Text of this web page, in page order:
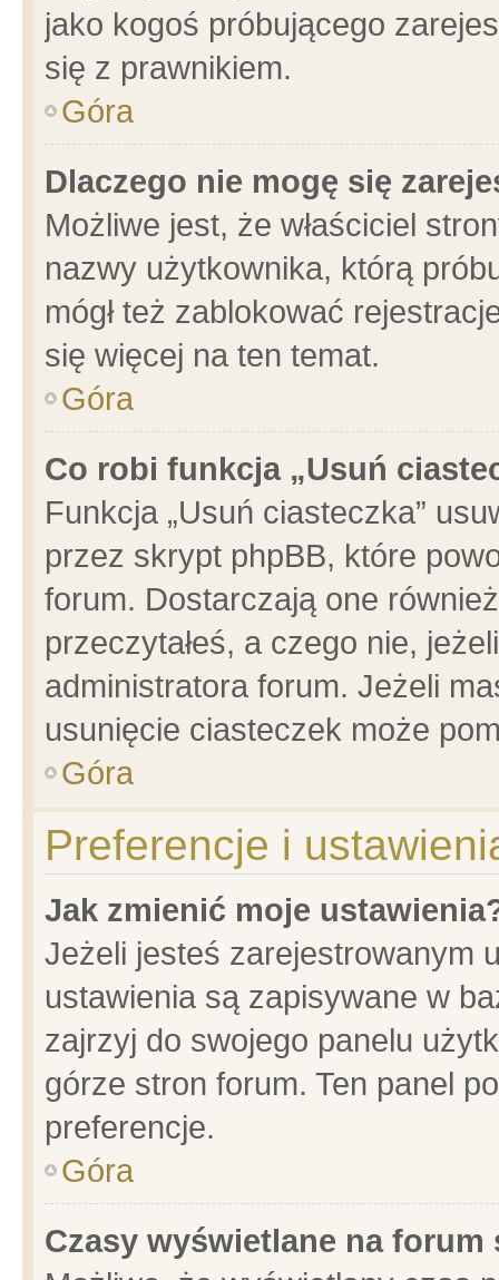
jako kogoś próbującego
się z prawnikiem.
Góra
Dlaczego nie mogę się
Możliwe jest, że właściciel
nazwy użytkownika, którą
mógł też zablokować
się więcej na ten temat.
Góra
Co robi funkcja „Usuń
Funkcja „Usuń ciasteczka”
przez skrypt phpBB, które
forum. Dostarczają one
przeczytałeś, a czego nie,
administratora forum. Jeżeli
usunięcie ciasteczek może
Góra
Preferencje i
Jak zmienić moje
Jeżeli jesteś zarejestrowanym
ustawienia są zapisywane w
zajrzyj do swojego panelu
górze stron forum. Ten panel
preferencje.
Góra
Czasy wyświetlane na forum